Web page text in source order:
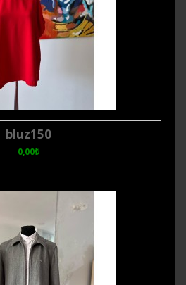
bluz150
0,00₺